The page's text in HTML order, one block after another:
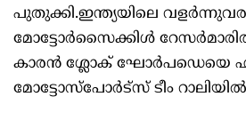
പുതുക്കി.ഇന്ത്യയിലെ
മോട്ടോര്‍സൈക്കിള്‍
കാരന്‍ ശ്ലോക് ഘോര്‍പഡെയെ
മോട്ടോസ്‌പോര്‍ട്‌സ് ടീം